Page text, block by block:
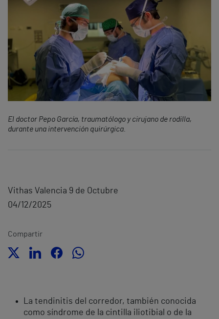
El doctor Pepo García, traumatólogo y cirujano de rodilla,
durante una intervención quirúrgica.
Vithas Valencia 9 de Octubre
04/12/2025
Compartir
La tendinitis del corredor, también conocida
como síndrome de la cintilla iliotibial o de la